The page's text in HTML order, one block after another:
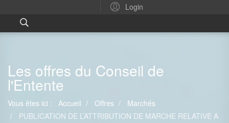
Login
Les offres du Conseil de
l'Entente
Vous êtes ici : Accueil Offres
Marchés
PUBLICATION DE L’ATTRIBUTION DE MARCHE RELATIVE A